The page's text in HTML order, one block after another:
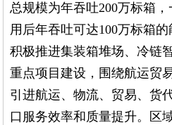
总规模为年吞吐200万标箱
用后年吞吐可达100万标箱
积极推进集装箱堆场、冷链
重点项目建设，围绕航运贸
引进航运、物流、贸易、货
口服务效率和质量提升。区